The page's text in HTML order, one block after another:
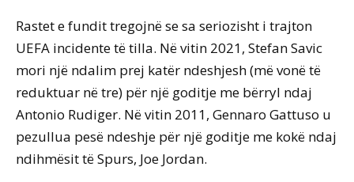
Rastet e fundit tregojnë se sa seriozisht i trajton
UEFA incidente të tilla. Në vitin 2021, Stefan Savic
mori një ndalim prej katër ndeshjesh (më vonë të
reduktuar në tre) për një goditje me bërryl ndaj
Antonio Rudiger. Në vitin 2011, Gennaro Gattuso u
pezullua pesë ndeshje për një goditje me kokë ndaj
ndihmësit të Spurs, Joe Jordan.